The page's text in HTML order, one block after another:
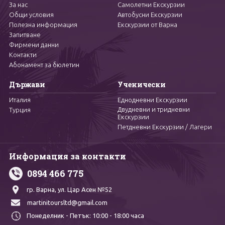
За нас
Общи условия
Полезна информация
Запитване
Фирмени данни
Контакти
Абонамент за бюлетин
Самолетни Екскурзии
Автобусни Екскурзии
Екскурзии от Варна
Държави
Италия
Турция
Ученически
Еднодневни Екскурзии
Двудневни и тридневни
Екскурзии
Петдневни Екскурзии / Лагери
Информация за контакти
0894 466 775
гр. Варна, ул. Цар Асен №52
martinitoursltd@gmail.com
Понеделник - Петък: 10:00 - 18:00 часа